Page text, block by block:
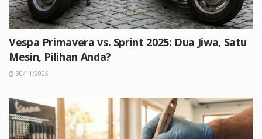
Vespa Primavera vs. Sprint 2025: Dua Jiwa, Satu
Mesin, Pilihan Anda?
30/11/2025